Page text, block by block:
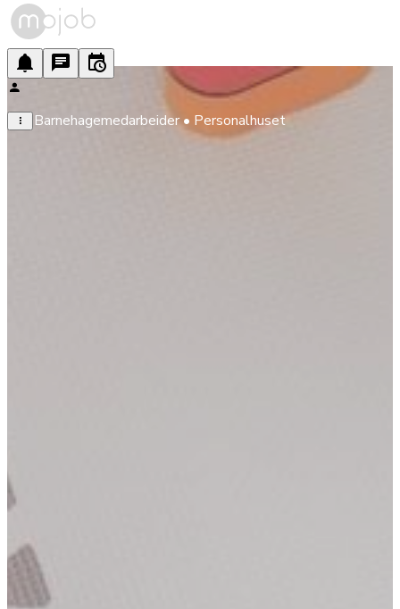
Barnehagemedarbeider • Personalhuset